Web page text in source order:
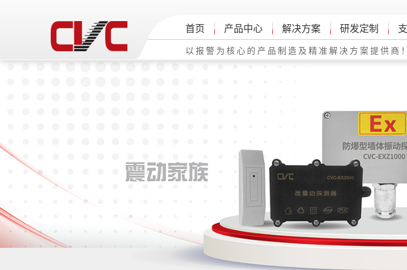
首页 产品中心 解决方案 研发定制
以报警为核心的产品制造及精准解决方案提供商！